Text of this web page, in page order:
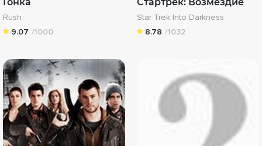
Rush
9.07 /1000
Star Trek Into Darkness
8.78 /1032